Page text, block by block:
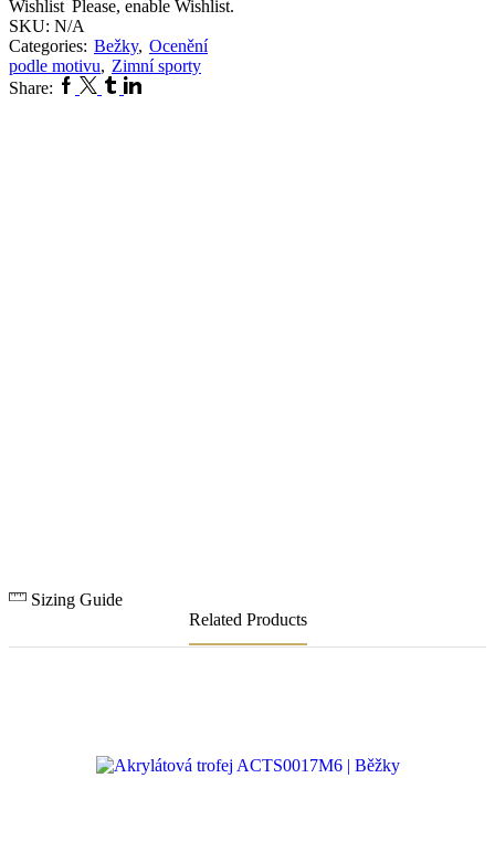
Wishlist Please, enable Wishlist.
SKU: N/A
Categories: Bežky, Ocenění
podle motivu, Zimní sporty
Share: Facebook
Twitter
TumblrLinkedin
Sizing Guide
Related Products